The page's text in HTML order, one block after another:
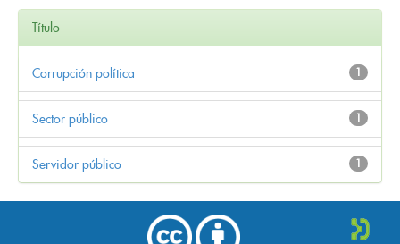
Título
1
Corrupción política
1
Sector público
1
Servidor público